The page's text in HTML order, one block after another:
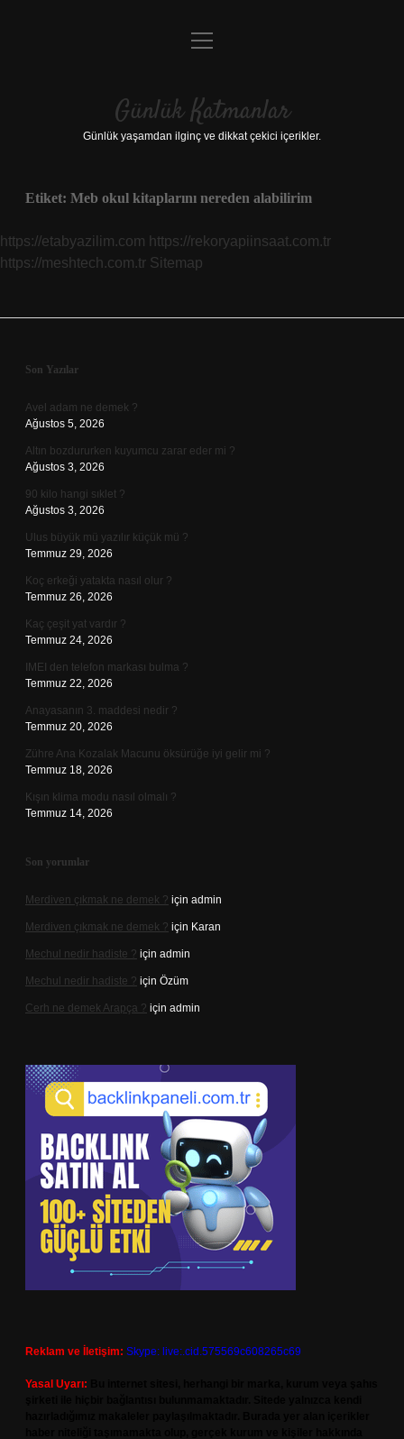
Anasayfa
Yasal Uyarı
menüyü
Günlük Katmanlar
Günlük yaşamdan ilginç ve dikkat çekici içerikler.
Etiket: Meb okul kitaplarını nereden alabilirim
https://etabyazilim.com https://rekoryapiinsaat.com.tr
https://meshtech.com.tr Sitemap
Sidebar
Son Yazılar
Avel adam ne demek ?
Ağustos 5, 2026
Altın bozdururken kuyumcu zarar eder mi ?
Ağustos 3, 2026
90 kilo hangi sıklet ?
Ağustos 3, 2026
Ulus büyük mü yazılır küçük mü ?
Temmuz 29, 2026
Koç erkeği yatakta nasıl olur ?
Temmuz 26, 2026
Kaç çeşit yat vardır ?
Temmuz 24, 2026
IMEI den telefon markası bulma ?
Temmuz 22, 2026
Anayasanın 3. maddesi nedir ?
Temmuz 20, 2026
Zühre Ana Kozalak Macunu öksürüğe iyi gelir mi ?
Temmuz 18, 2026
Kışın klima modu nasıl olmalı ?
Temmuz 14, 2026
Son yorumlar
Merdiven çıkmak ne demek ? için admin
Merdiven çıkmak ne demek ? için Karan
Mechul nedir hadiste ? için admin
Mechul nedir hadiste ? için Özüm
Cerh ne demek Arapça ? için admin
Reklam ve İletişim: Skype: live:.cid.575569c608265c69
Yasal Uyarı: